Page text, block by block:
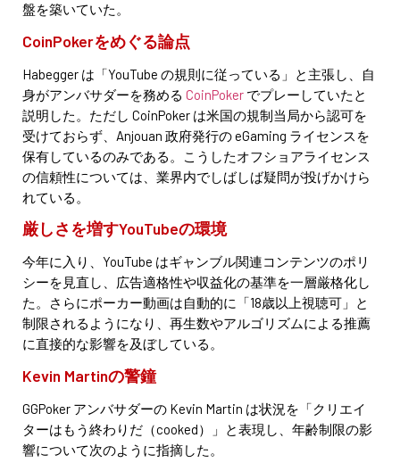
盤を築いていた。
CoinPokerをめぐる論点
Habegger は「YouTube の規則に従っている」と主張し、自
身がアンバサダーを務める CoinPoker でプレーしていたと
説明した。ただし CoinPoker は米国の規制当局から認可を
受けておらず、Anjouan 政府発行の eGaming ライセンスを
保有しているのみである。こうしたオフショアライセンス
の信頼性については、業界内でしばしば疑問が投げかけら
れている。
厳しさを増すYouTubeの環境
今年に入り、YouTube はギャンブル関連コンテンツのポリ
シーを見直し、広告適格性や収益化の基準を一層厳格化し
た。さらにポーカー動画は自動的に「18歳以上視聴可」と
制限されるようになり、再生数やアルゴリズムによる推薦
に直接的な影響を及ぼしている。
Kevin Martinの警鐘
GGPoker アンバサダーの Kevin Martin は状況を「クリエイ
ターはもう終わりだ（cooked）」と表現し、年齢制限の影
響について次のように指摘した。